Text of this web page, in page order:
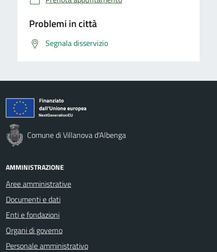
Problemi in città
Segnala disservizio
Comune di Villanova d'Albenga
AMMINISTRAZIONE
Aree amministrative
Documenti e dati
Enti e fondazioni
Organi di governo
Personale amministrativo